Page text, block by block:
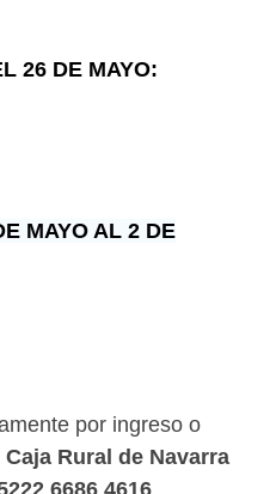
26 DE MAYO:
MAYO AL 2 DE
por ingreso o
Caja Rural de Navarra
6686 4616.